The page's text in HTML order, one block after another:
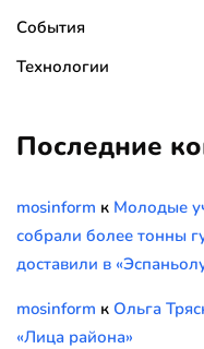
События
Технологии
Последние
mosinform к Молодые
собрали более тонны
доставили в
mosinform к Ольга
«Лица района»